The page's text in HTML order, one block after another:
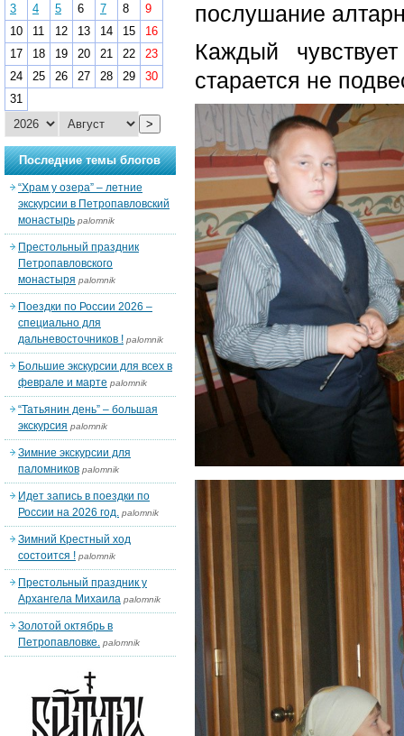
послушание
Каждый
старается не
3
4 5 6 7 8
9
10
11 12 13 14 15
16
17
18 19 20 21 22
23
24
25 26 27 28 29
30
31
>
Последние темы блогов
“Храм у озера” – летние
экскурсии в Петропавловский
монастырь palomnik
Престольный праздник
Петропавловского
монастыря palomnik
Поездки по России 2026 –
специально для
дальневосточников ! palomnik
Большие экскурсии для всех в
феврале и марте palomnik
“Татьянин день” – большая
экскурсия palomnik
Зимние экскурсии для
паломников palomnik
Идет запись в поездки по
России на 2026 год. palomnik
Зимний Крестный ход
состоится ! palomnik
Престольный праздник у
Архангела Михаила palomnik
Золотой октябрь в
Петропавловке. palomnik